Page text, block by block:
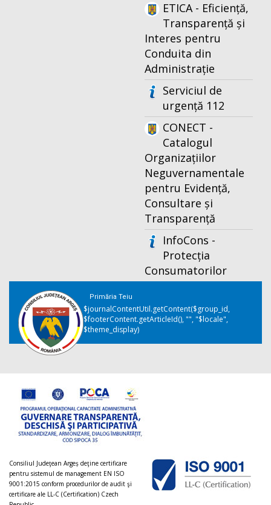
ETICA - Eficiență,
Transparență și
Interes pentru
Conduita din
Administrație
Serviciul de
urgență 112
CONECT -
Catalogul
Organizațiilor
Neguvernamentale
pentru Evidență,
Consultare și
Transparență
InfoCons -
Protecția
Consumatorilor
Primăria Teiu
$journalContentUtil.getContent($group_id,
$footerContent.getArticleId(), "", "$locale",
$theme_display)
Consiliul Judeţean Argeș deţine certificare
pentru sistemul de management EN ISO
9001:2015 conform procedurilor de audit şi
certificare ale LL-C (Certification) Czech